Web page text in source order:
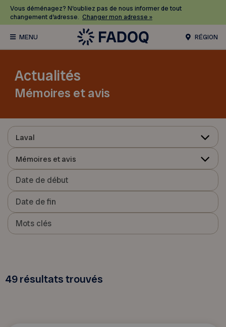
Vous déménagez? N’oubliez pas de nous informer de tout
changement d’adresse. Changer mon adresse »
RÉGION
Actualités
Mémoires et avis
Laval
Mémoires et avis
49résultats trouvés